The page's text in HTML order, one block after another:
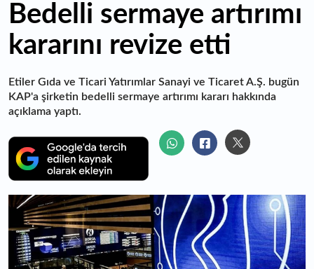
Bedelli sermaye artırımı
kararını revize etti
Etiler Gıda ve Ticari Yatırımlar Sanayi ve Ticaret A.Ş. bugün
KAP'a şirketin bedelli sermaye artırımı kararı hakkında
açıklama yaptı.